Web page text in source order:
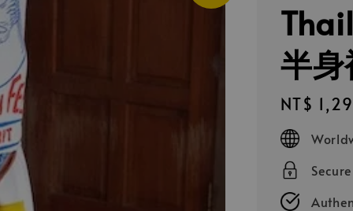
半
Regular
price
NT$